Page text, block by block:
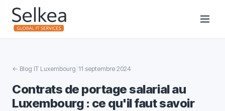
← Blog IT Luxembourg 11 septembre 2024
Contrats de portage salarial au
Luxembourg : ce qu'il faut savoir